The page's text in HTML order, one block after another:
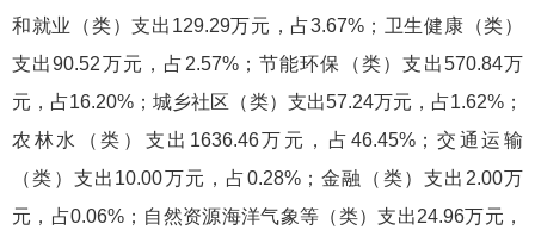
和就业（类）支出129.29万元，占3.67%；卫生健康（类）
支出90.52万元，占2.57%；节能环保（类）支出570.84万
元，占16.20%；城乡社区（类）支出57.24万元，占1.62%；
农林水（类）支出1636.46万元，占46.45%；交通运输
（类）支出10.00万元，占0.28%；金融（类）支出2.00万
元，占0.06%；自然资源海洋气象等（类）支出24.96万元，